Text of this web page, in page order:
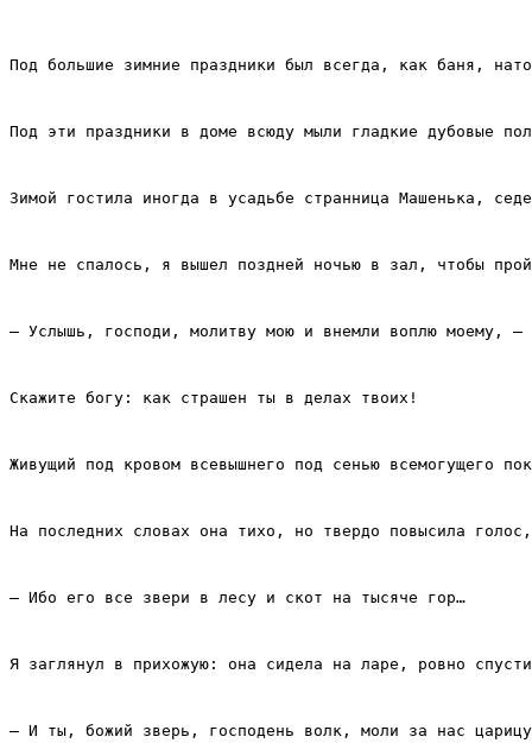
Под большие зимние праздники был всегда, как баня,
Под эти праздники в доме всюду мыли гладкие дубовые
Зимой гостила иногда в усадьбе странница Машенька,
Мне не спалось, я вышел поздней ночью в зал, чтобы
– Услышь, господи, молитву мою и внемли воплю моему,
Скажите богу: как страшен ты в делах твоих!
Живущий под кровом всевышнего под сенью всемогущего
На последних словах она тихо, но твердо повысила
– Ибо его все звери в лесу и скот на тысяче гор…
Я заглянул в прихожую: она сидела на ларе, ровно
– И ты, божий зверь, господень волк, моли за нас